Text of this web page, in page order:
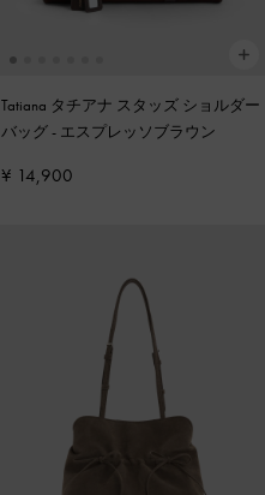
Tatiana タチアナ スタッズ ショルダー
バッグ- エスプレッソブラウン
¥ 14,900